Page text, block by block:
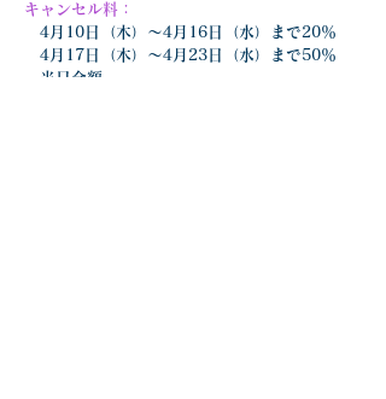
キャンセル料：
4月10日（木）〜4月16日（水）まで20％
4月17日（木）〜4月23日（水）まで50％
当日全額